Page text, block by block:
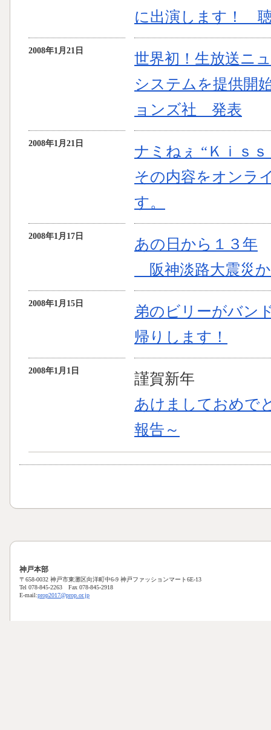
に出演します！
2008年1月21日
世界初！生放送ニ
システムを提供
ョンズ社 発表
2008年1月21日
ナミねぇ “Ｋｉｓ
その内容をオンラ
す。
2008年1月17日
あの日から１３年
阪神淡路大震災
2008年1月15日
弟のビリーがバン
帰りします！
2008年1月1日
謹賀新年
あけましておめで
報告～
神戸本部
〒658-0032 神戸市東灘区向洋町中6-9 神戸ファッションマート6E-13
Tel 078-845-2263 Fax 078-845-2918
E-mail:prop2017@prop.or.jp